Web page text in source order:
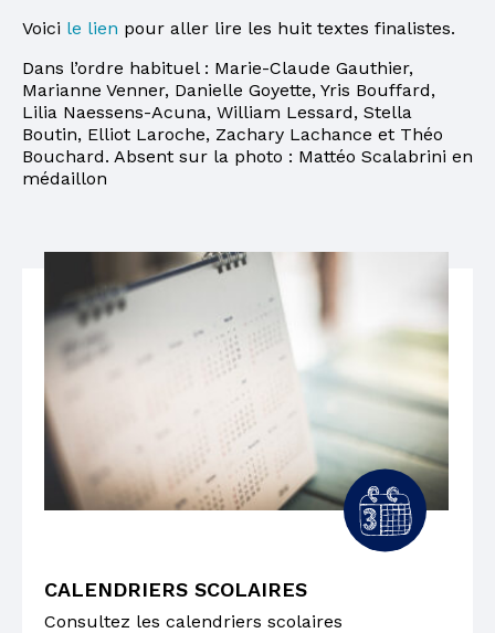
Voici le lien pour aller lire les huit textes finalistes.
Dans l’ordre habituel : Marie-Claude Gauthier,
Marianne Venner, Danielle Goyette, Yris Bouffard,
Lilia Naessens-Acuna, William Lessard, Stella
Boutin, Elliot Laroche, Zachary Lachance et Théo
Bouchard. Absent sur la photo : Mattéo Scalabrini en
médaillon
CALENDRIERS SCOLAIRES
Consultez les calendriers scolaires